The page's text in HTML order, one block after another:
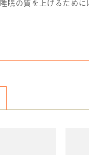
睡眠の質を上げるために